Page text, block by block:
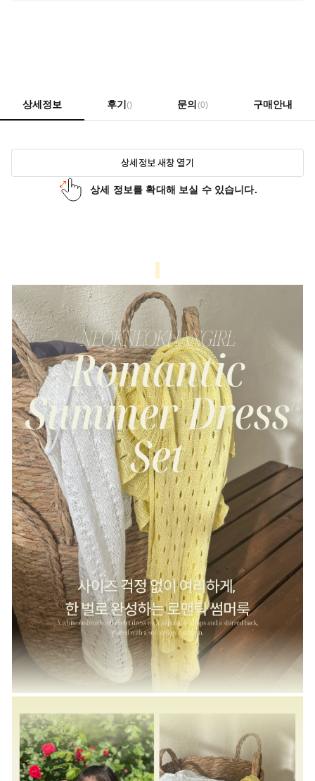
상세정보 후기() 문의 (0) 구매안내
상세정보 새창 열기
상세 정보를 확대해 보실 수 있습니다.